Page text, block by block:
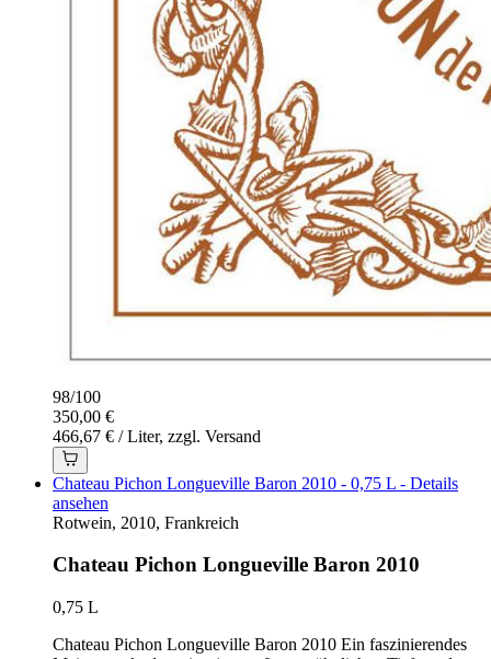
98/100
350,00 €
466,67 € / Liter, zzgl. Versand
Chateau Pichon Longueville Baron 2010 - 0,75 L - Details
ansehen
Rotwein, 2010, Frankreich
Chateau Pichon Longueville Baron 2010
0,75 L
Chateau Pichon Longueville Baron 2010 Ein faszinierendes